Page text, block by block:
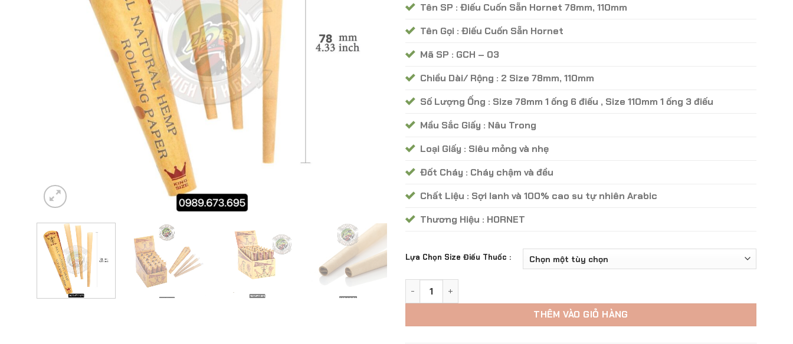
đến
140.000 ₫
Tên SP : Điếu Cuốn Sẵn Hornet 78mm, 110mm
Tên Gọi : Điếu Cuốn Sẵn Hornet
Mã SP : GCH – 03
Chiều Dài/ Rộng : 2 Size 78mm, 110mm
Số Lượng Ống : Size 78mm 1 ống 6 điếu , Size 110mm 1 ống 3 điếu
Mầu Sắc Giấy : Nâu Trong
Loại Giấy : Siêu mỏng và nhẹ
Đốt Cháy : Cháy chậm và đều
Chất Liệu : Sợi lanh và 100% cao su tự nhiên Arabic
Thương Hiệu : HORNET
Lựa Chọn Size Điếu Thuốc :
THÊM VÀO GIỎ HÀNG